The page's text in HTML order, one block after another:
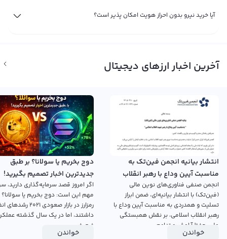
آیا خرید نیرو بدون احراز هویت امکان پذیر است؟
آخرین اخبار ارزهای دیجیتال
انتشار بیانیه انجمن فین‌تک به
مناسبت آیین وداع با رهبر انقلاب
اسلامی
انجمن صنفی فناوری‌های نوین مالی
(فین‌تک) با انتشار بیانیه‌ای، ضمن ابراز
تسلیت و همدردی به مناسبت آیین وداع با
رهبر انقلاب اسلامی، بر نقش همبستگی
ملی، حفظ آرامش و تداوم...
خواندن
دوج بخریم یا سولانا؟ بر طبق
جدیدترین اخبار تصمیم بگیرید!
اگر امروز قصد سرمایه‌گذاری دارید،
مهم این است: دوج بخریم یا
رمزارز در بازار صعودی ۲۰۲۱
داشتند، اما در یک سال گذشته
ضعیفی...
خواندن